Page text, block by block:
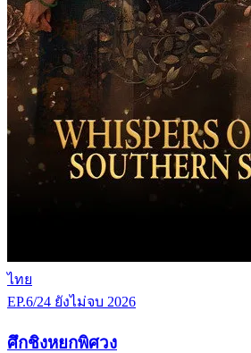
ไทย
EP.6/24 ยังไม่จบ 2026
ศึกชิงหยกพิศวง